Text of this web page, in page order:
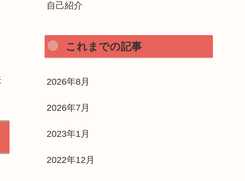
自己紹介
これまでの記事
2026年8月
2026年7月
2023年1月
2022年12月